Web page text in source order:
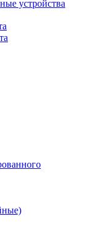
устройства